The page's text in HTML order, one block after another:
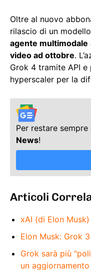
Oltre al nuovo
rilascio di un
agente multimodale
video ad ottobre.
Grok 4 tramite API
hyperscaler per la
Per restare
News!
Articoli
xAI (di Elon
Elon Musk: Grok
Grok sarà più
un aggiornamento